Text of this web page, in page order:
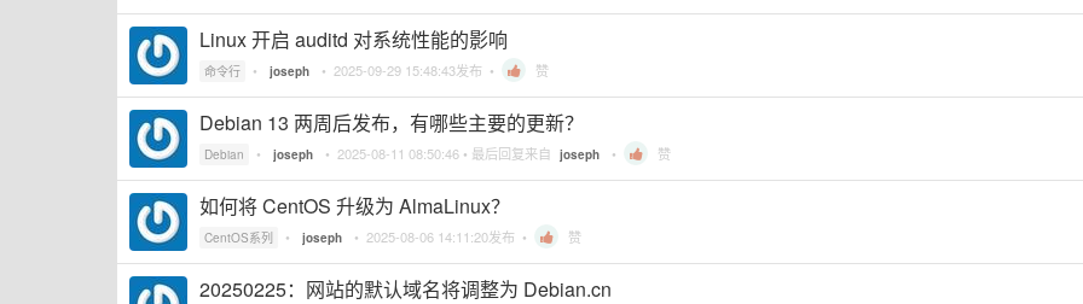
Linux 开启 auditd 对系统性能的影响
命令行 • joseph • 2025-09-29 15:48:43发布 • 赞
Debian 13 两周后发布，有哪些主要的更新？
Debian • joseph • 2025-08-11 08:50:46 • 最后回复来自 joseph • 赞
如何将 CentOS 升级为 AlmaLinux？
CentOS系列 • joseph • 2025-08-06 14:11:20发布 • 赞
20250225：网站的默认域名将调整为 Debian.cn